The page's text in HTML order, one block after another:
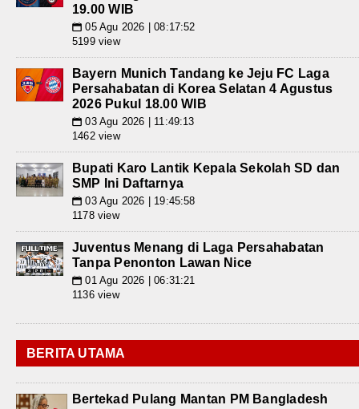
19.00 WIB
📅 05 Agu 2026 | 08:17:52
5199 view
Bayern Munich Tandang ke Jeju FC Laga
Persahabatan di Korea Selatan 4 Agustus
2026 Pukul 18.00 WIB
📅 03 Agu 2026 | 11:49:13
1462 view
Bupati Karo Lantik Kepala Sekolah SD dan
SMP Ini Daftarnya
📅 03 Agu 2026 | 19:45:58
1178 view
Juventus Menang di Laga Persahabatan
Tanpa Penonton Lawan Nice
📅 01 Agu 2026 | 06:31:21
1136 view
BERITA UTAMA
Bertekad Pulang Mantan PM Bangladesh